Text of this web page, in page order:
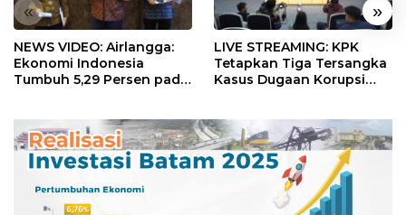
« »
NEWS VIDEO: Airlangga:
Ekonomi Indonesia
Tumbuh 5,29 Persen pada
LIVE STREAMING: KPK
Tetapkan Tiga Tersangka
Kasus Dugaan Korupsi